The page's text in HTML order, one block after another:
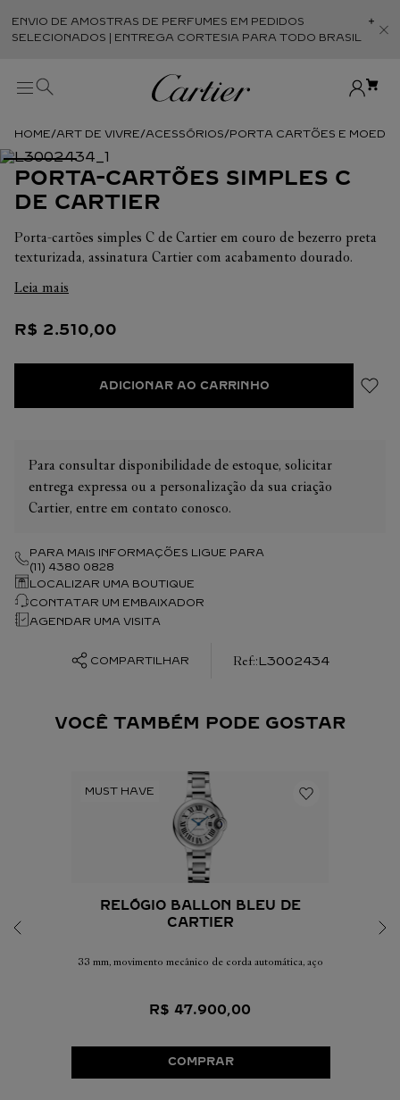
ENVIO DE AMOSTRAS DE PERFUMES EM PEDIDOS
SELECIONADOS | ENTREGA CORTESIA PARA TODO BRASIL
ART DE VIVRE ACESSÓRIOS PORTA CARTÕES E
PORTA-CARTÕES SIMPLES C
DE CARTIER
Porta-cartões simples C de Cartier em couro de bezerro preta
texturizada, assinatura Cartier com acabamento dourado.
grande interior e três compartimentos para cartões na parte
Dimensões: 100 mm de altura x 80 mm de largura.
Leia mais
R$ 2.510,00
ADICIONAR AO CARRINHO
Para consultar disponibilidade de estoque, solicitar
entrega expressa ou a personalização da sua criação
Cartier, entre em contato conosco.
PARA MAIS INFORMAÇÕES LIGUE PARA
(11) 4380 0828
LOCALIZAR UMA BOUTIQUE
CONTATAR UM EMBAIXADOR
AGENDAR UMA VISITA
COMPARTILHAR :L3002434
VOCÊ TAMBÉM PODE GOSTAR
RELÓGIO BALLON BLEU DE
CARTIER
33 mm, movimento mecânico de corda automática, aço
R$ 47.900,00
COMPRAR